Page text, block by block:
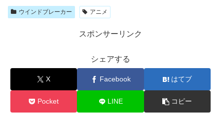
ウインドブレーカー アニメ
スポンサーリンク
シェアする
X Facebook はてブ
Pocket LINE コピー